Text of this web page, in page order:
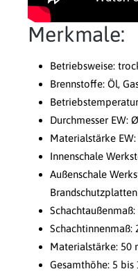
Merkmale:
Betriebsweise:
Brennstoffe: Öl,
Durchmesser EW:
Materialstärke
Innenschale
Außenschale
Brandschutzplatten
Schachtinnenmaß:
Materialstärke: 50
Gesamthöhe: 5 bis